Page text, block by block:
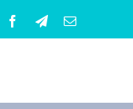
FacebookTelegramCorreo